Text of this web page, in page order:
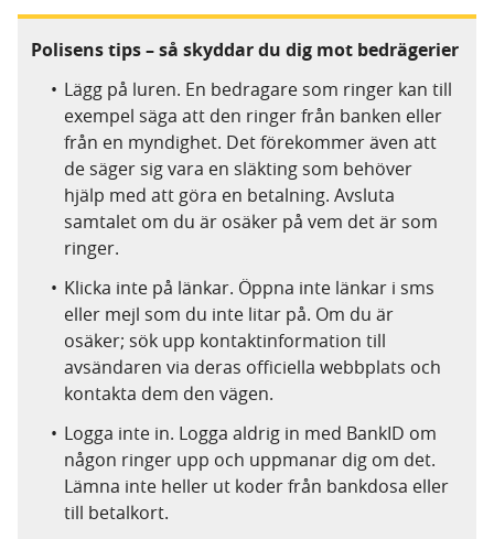
Polisens tips – så skyddar du dig mot bedrägerier
Lägg på luren. En bedragare som ringer kan till
exempel säga att den ringer från banken eller
från en myndighet. Det förekommer även att
de säger sig vara en släkting som behöver
hjälp med att göra en betalning. Avsluta
samtalet om du är osäker på vem det är som
ringer.
Klicka inte på länkar. Öppna inte länkar i sms
eller mejl som du inte litar på. Om du är
osäker; sök upp kontaktinformation till
avsändaren via deras officiella webbplats och
kontakta dem den vägen.
Logga inte in. Logga aldrig in med BankID om
någon ringer upp och uppmanar dig om det.
Lämna inte heller ut koder från bankdosa eller
till betalkort.